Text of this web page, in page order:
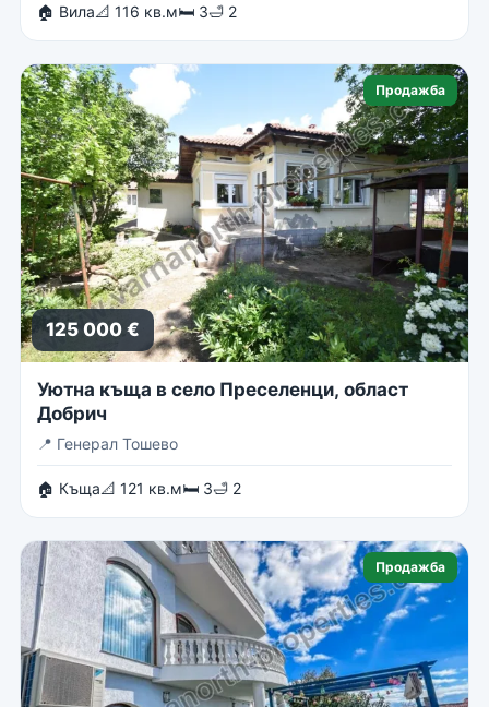
🏠 Вила📐 116 кв.м🛏 3🛁 2
Продажба
125 000 €
Уютна къща в село Преселенци, област
Добрич
📍 Генерал Тошево
🏠 Къща📐 121 кв.м🛏 3🛁 2
Продажба